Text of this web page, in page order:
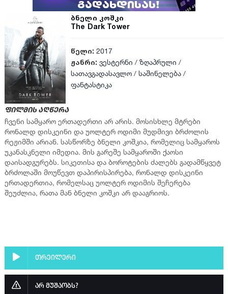
ბნელი კოშკი
The Dark Tower
წელი: 2017
ჟანრი: ვესტერნი / ზღაპრული /
სათავგადასავლო / საშინელება /
ფანტასტიკა
ფილმის აღწერა
ჩვენი სამყარო ერთადერთი არ არის. მოსისხლე მტრები
რონალდ დისკეინი და უოლტერ ოდიმი მუდმივი ბრძოლის
რეჟიმში არიან. სასწორზე ბნელი კოშკია, რომელიც სამყაროს
უკანასკნელი იმედია. მის გარეშე სამყაროში ქაოსი
დაისადგურებს. სიკეთისა და ბოროტების ძალებს გადამწყვეტ
ბრძოლაში მოუწევთ დაპირისპირება, რონალდ დისკეინი
ერთადერთია, რომელსაც უოლტერ ოდიმის შეჩერება
შეუძლია, რათა მან ბნელი კოშკი არ დააგრიოს.
თრეილერი
არ მუშაობს?